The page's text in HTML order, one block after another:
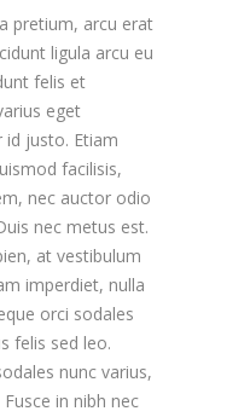
pretium, arcu erat
ligula arcu eu
felis et
eget
id justo. Etiam
facilisis,
nec auctor odio
nec metus est.
at vestibulum
imperdiet, nulla
orci sodales
felis sed leo.
nunc varius,
in nibh nec